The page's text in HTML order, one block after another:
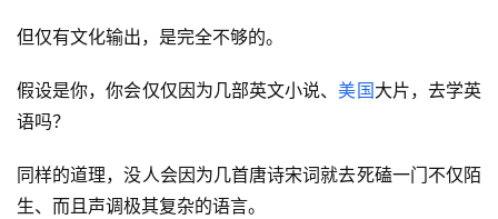
但仅有文化输出，是完全不够的。
假设是你，你会仅仅因为几部英文小说、美国大片，去学英
语吗？
同样的道理，没人会因为几首唐诗宋词就去死磕一门不仅陌
生、而且声调极其复杂的语言。